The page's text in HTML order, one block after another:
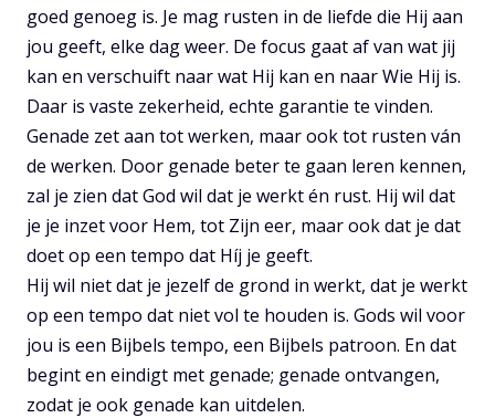
goed genoeg is. Je mag rusten in de liefde die Hij aan
jou geeft, elke dag weer. De focus gaat af van wat jij
kan en verschuift naar wat Hij kan en naar Wie Hij is.
Daar is vaste zekerheid, echte garantie te vinden.
Genade zet aan tot werken, maar ook tot rusten ván
de werken. Door genade beter te gaan leren kennen,
zal je zien dat God wil dat je werkt én rust. Hij wil dat
je je inzet voor Hem, tot Zijn eer, maar ook dat je dat
doet op een tempo dat Híj je geeft.
Hij wil niet dat je jezelf de grond in werkt, dat je werkt
op een tempo dat niet vol te houden is. Gods wil voor
jou is een Bijbels tempo, een Bijbels patroon. En dat
begint en eindigt met genade; genade ontvangen,
zodat je ook genade kan uitdelen.